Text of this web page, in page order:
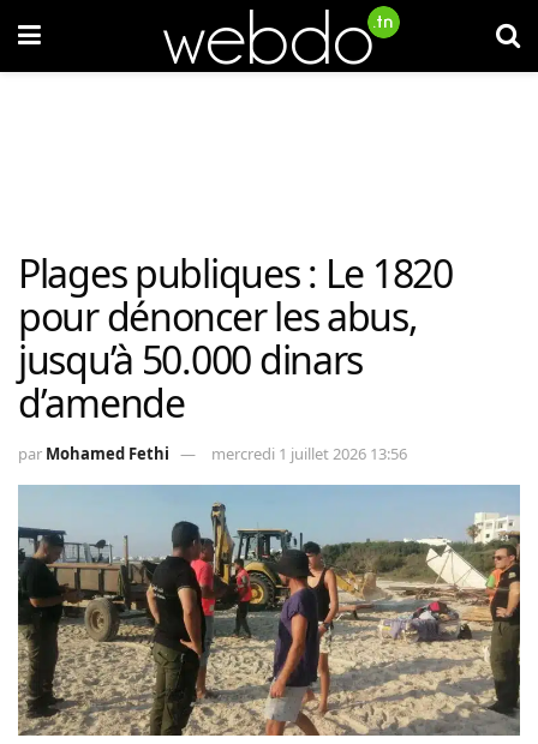
Plages publiques : Le 1820
pour dénoncer les abus,
jusqu’à 50.000 dinars
d’amende
par Mohamed Fethi mercredi 1 juillet 2026 13:56